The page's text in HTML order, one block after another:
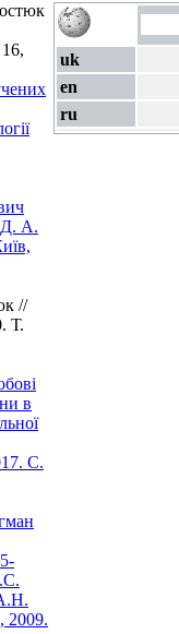
Д. А.
//
Т.
в
С.
2009.
uk
en
ru